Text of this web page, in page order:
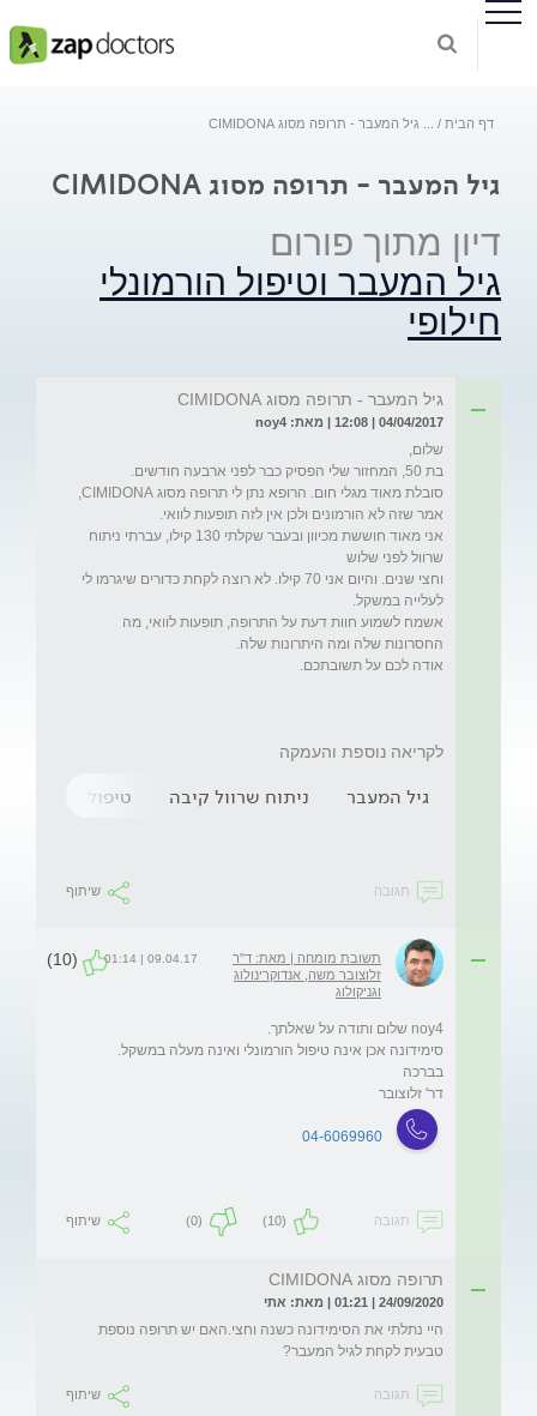
דף הבית גיל המעבר - תרופה מסוג CIMIDONA
גיל המעבר - תרופה מסוג CIMIDONA
דיון מתוך פורום
גיל המעבר וטיפול הורמונלי
חילופי
גיל המעבר - תרופה מסוג CIMIDONA
04/04/2017 | 12:08 | מאת: noy4
אני מאוד חוששת מכיוון ובעבר שקלתי 130 קילו, עברתי ניתוח
וחצי שנים. והיום אני 70 קילו. לא רוצה לקחת כדורים שיגרמו לי
אשמח לשמוע חוות דעת על התרופה, תופעות לוואי, מה
לקריאה נוספת והעמקה
גיל המעבר ניתוח שרוול קיבה טיפול פוריות
תגובה שיתוף
תשובת מומחה | מאת: ד"ר
זלוצובר משה, אנדוקרינולוג
וגניקולוג
09.04.17 | 01:14
(10)
דר' זלוצובר
04-6069960
תגובה (10)
(0) שיתוף
תרופה מסוג CIMIDONA
24/09/2020 | 01:21 | מאת: אתי
היי נתלתי את הסימידונה כשנה וחצי.האם יש תרופה נוספת
טבעית לקחת לגיל המעבר?
תגובה שיתוף